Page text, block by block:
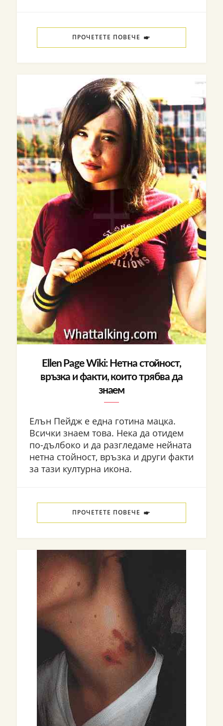
ПРОЧЕТЕТЕ ПОВЕЧЕ
Ellen Page Wiki: Нетна стойност,
връзка и факти, които трябва да
знаем
Елън Пейдж е една готина мацка.
Всички знаем това. Нека да отидем
по-дълбоко и да разгледаме нейната
нетна стойност, връзка и други факти
за тази културна икона.
ПРОЧЕТЕТЕ ПОВЕЧЕ